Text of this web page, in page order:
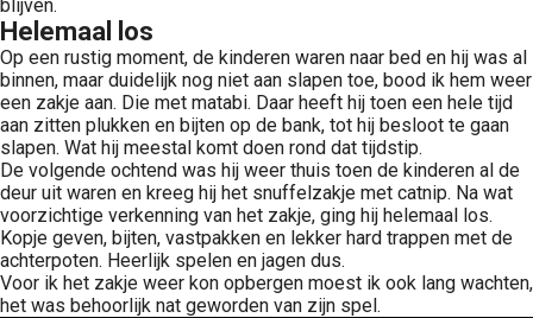
blijven.
Helemaal los
Op een rustig moment, de kinderen waren naar bed en hij was al
binnen, maar duidelijk nog niet aan slapen toe, bood ik hem weer
een zakje aan. Die met matabi. Daar heeft hij toen een hele tijd
aan zitten plukken en bijten op de bank, tot hij besloot te gaan
slapen. Wat hij meestal komt doen rond dat tijdstip.
De volgende ochtend was hij weer thuis toen de kinderen al de
deur uit waren en kreeg hij het snuffelzakje met catnip. Na wat
voorzichtige verkenning van het zakje, ging hij helemaal los.
Kopje geven, bijten, vastpakken en lekker hard trappen met de
achterpoten. Heerlijk spelen en jagen dus.
Voor ik het zakje weer kon opbergen moest ik ook lang wachten,
het was behoorlijk nat geworden van zijn spel.